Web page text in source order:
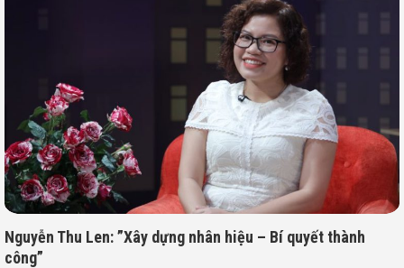
Nguyễn Thu Len: ”Xây dựng nhân hiệu – Bí quyết thành
công”